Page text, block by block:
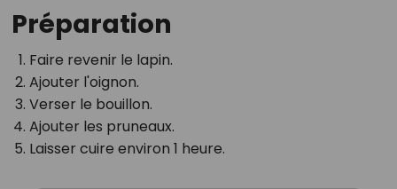
Préparation
Faire revenir le lapin.
Ajouter l'oignon.
Verser le bouillon.
Ajouter les pruneaux.
Laisser cuire environ 1 heure.